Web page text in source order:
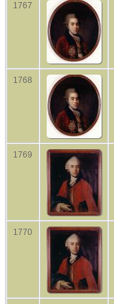
1767
1768
1769
1770